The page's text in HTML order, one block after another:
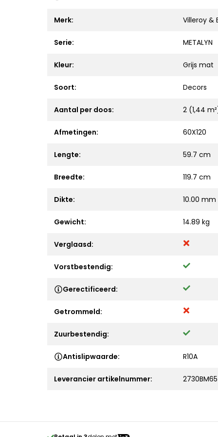
Merk: Villeroy &
Serie: METALYN
Kleur: Grijs mat
Soort: Decors
Aantal per doos: 2 (1,44
Afmetingen: 60X120
Lengte: 59.7 cm
Breedte: 119.7 cm
Dikte: 10.00 mm
Gewicht: 14.89 kg
Verglaasd:
Vorstbestendig:
Gerectificeerd:
Getrommeld:
Zuurbestendig:
Antislipwaarde: R10A
Leverancier artikelnummer: 2730BM65